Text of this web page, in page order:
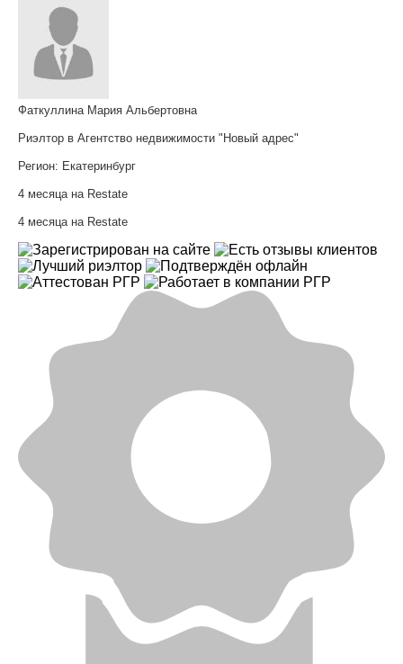
Фаткуллина Мария Альбертовна
Риэлтор в Агентство недвижимости "Новый адрес"
Регион: Екатеринбург
4 месяца на Restate
4 месяца на Restate